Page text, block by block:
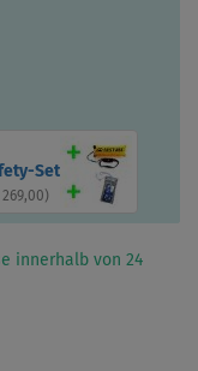
Set
)
innerhalb von 24